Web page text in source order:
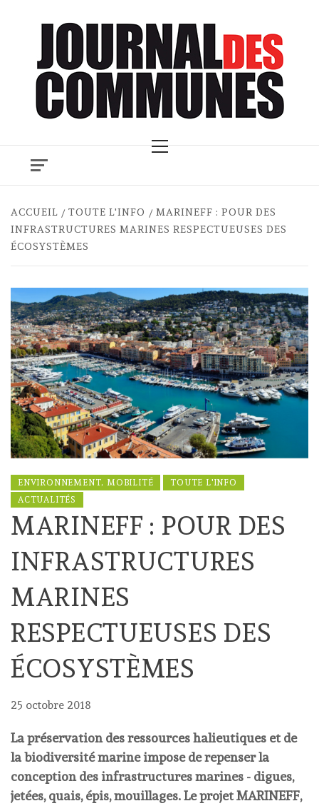
Menu
ACCUEIL TOUTE L'INFO
MARINEFF : POUR DES
INFRASTRUCTURES MARINES RESPECTUEUSES DES
ÉCOSYSTÈMES
ENVIRONNEMENT, MOBILITÉ
TOUTE L'INFO
ACTUALITÉS
MARINEFF : POUR DES
INFRASTRUCTURES
MARINES
RESPECTUEUSES DES
ÉCOSYSTÈMES
25 octobre 2018
La préservation des ressources halieutiques et de
la biodiversité marine impose de repenser la
conception des infrastructures marines - digues,
jetées, quais, épis, mouillages. Le projet MARINEFF,